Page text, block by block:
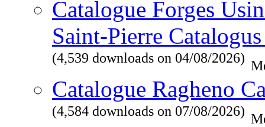
Catalogue Forges
Saint-Pierre
(4,539 downloads on 04/08/2026)
Catalogue Ragheno
(4,584 downloads on 07/08/2026)